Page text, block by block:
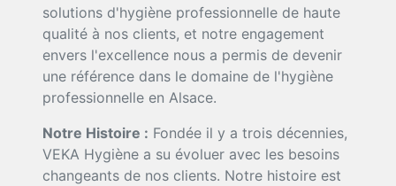
solutions d'hygiène professionnelle de haute
qualité à nos clients, et notre engagement
envers l'excellence nous a permis de devenir
une référence dans le domaine de l'hygiène
professionnelle en Alsace.
Notre Histoire : Fondée il y a trois décennies,
VEKA Hygiène a su évoluer avec les besoins
changeants de nos clients. Notre histoire est